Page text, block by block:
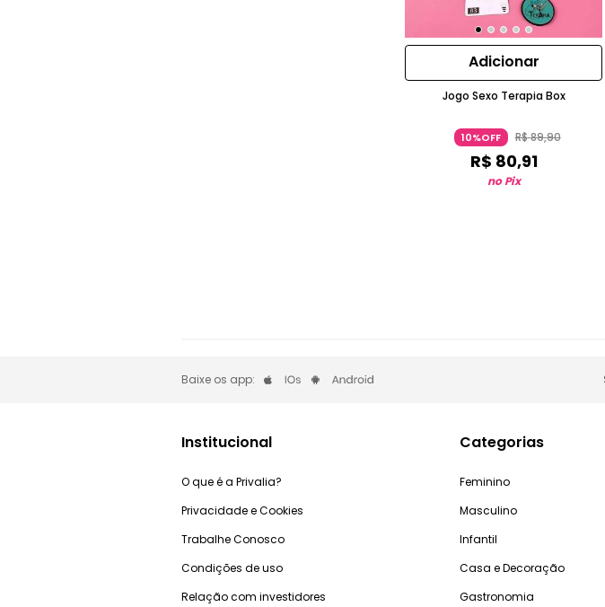
Adicionar
Jogo Sexo Terapia Box
10%OFF R$89,90
R$ 80,91
no Pix
Baixe os app:
Institucional
O que é a Privalia?
Privacidade e Cookies
Trabalhe Conosco
Condições de uso
Relação com investidores
Categorias
Feminino
Masculino
Infantil
Casa e Decoração
Gastronomia